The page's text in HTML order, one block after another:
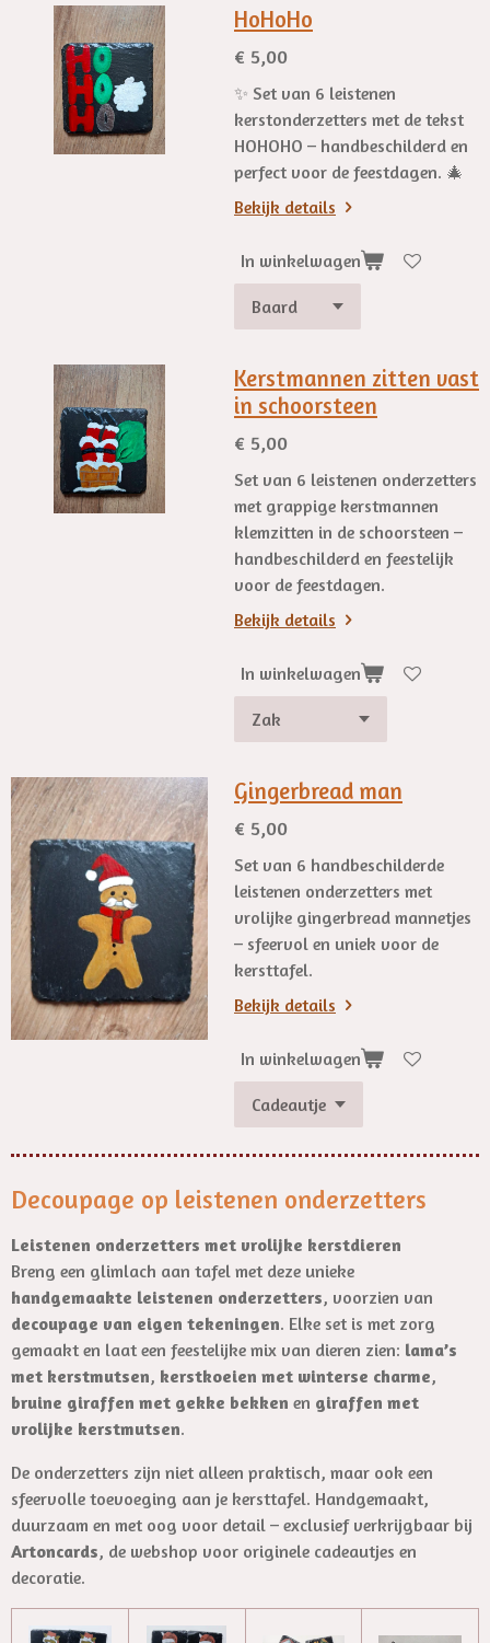
HoHoHo
€ 5,00
✨ Set van 6 leistenen
kerstonderzetters met de tekst
HOHOHO – handbeschilderd en
perfect voor de feestdagen. 🎄
Bekijk details
In winkelwagen
Kerstmannen zitten vast
in schoorsteen
€ 5,00
Set van 6 leistenen onderzetters
met grappige kerstmannen
klemzitten in de schoorsteen –
handbeschilderd en feestelijk
voor de feestdagen.
Bekijk details
In winkelwagen
Gingerbread man
€ 5,00
Set van 6 handbeschilderde
leistenen onderzetters met
vrolijke gingerbread mannetjes
– sfeervol en uniek voor de
kersttafel.
Bekijk details
In winkelwagen
Decoupage op leistenen onderzetters
Leistenen onderzetters met vrolijke kerstdieren
Breng een glimlach aan tafel met deze unieke
handgemaakte leistenen onderzetters, voorzien van
decoupage van eigen tekeningen. Elke set is met zorg
gemaakt en laat een feestelijke mix van dieren zien: lama’s
met kerstmutsen, kerstkoeien met winterse charme,
bruine giraffen met gekke bekken en giraffen met
vrolijke kerstmutsen.
De onderzetters zijn niet alleen praktisch, maar ook een
sfeervolle toevoeging aan je kersttafel. Handgemaakt,
duurzaam en met oog voor detail – exclusief verkrijgbaar bij
Artoncards, de webshop voor originele cadeautjes en
decoratie.